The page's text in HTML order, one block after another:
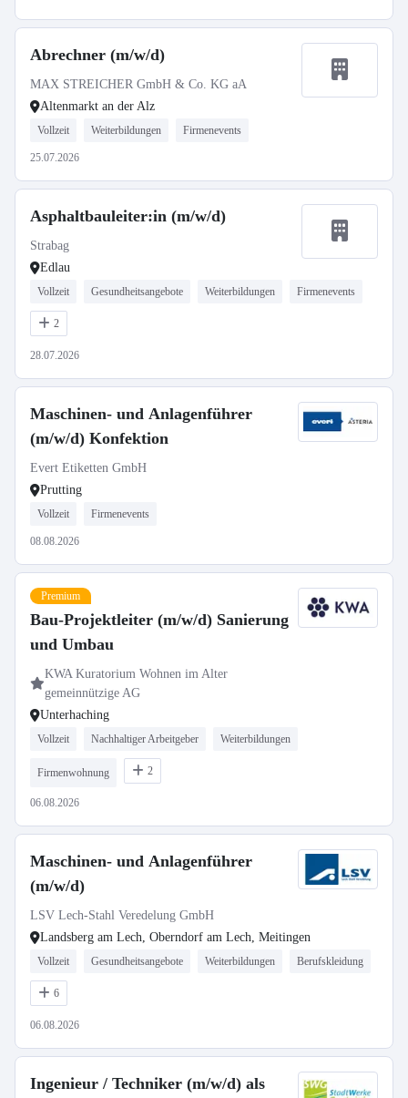
Abrechner (m/w/d)
MAX STREICHER GmbH & Co. KG aA
Altenmarkt an der Alz
Vollzeit Weiterbildungen Firmenevents
25.07.2026
Asphaltbauleiter:in (m/w/d)
Strabag
Edlau
Vollzeit Gesundheitsangebote Weiterbildungen Firmenevents
2
28.07.2026
Maschinen- und Anlagenführer
(m/w/d) Konfektion
Evert Etiketten GmbH
Prutting
Vollzeit Firmenevents
08.08.2026
Premium
Bau-Projektleiter (m/w/d) Sanierung
und Umbau
KWA Kuratorium Wohnen im Alter
gemeinnützige AG
Unterhaching
Vollzeit Nachhaltiger Arbeitgeber Weiterbildungen
Firmenwohnung 2
06.08.2026
Maschinen- und Anlagenführer
(m/w/d)
LSV Lech-Stahl Veredelung GmbH
Landsberg am Lech, Oberndorf am Lech, Meitingen
Vollzeit Gesundheitsangebote Weiterbildungen Berufskleidung
6
06.08.2026
Ingenieur / Techniker (m/w/d) als